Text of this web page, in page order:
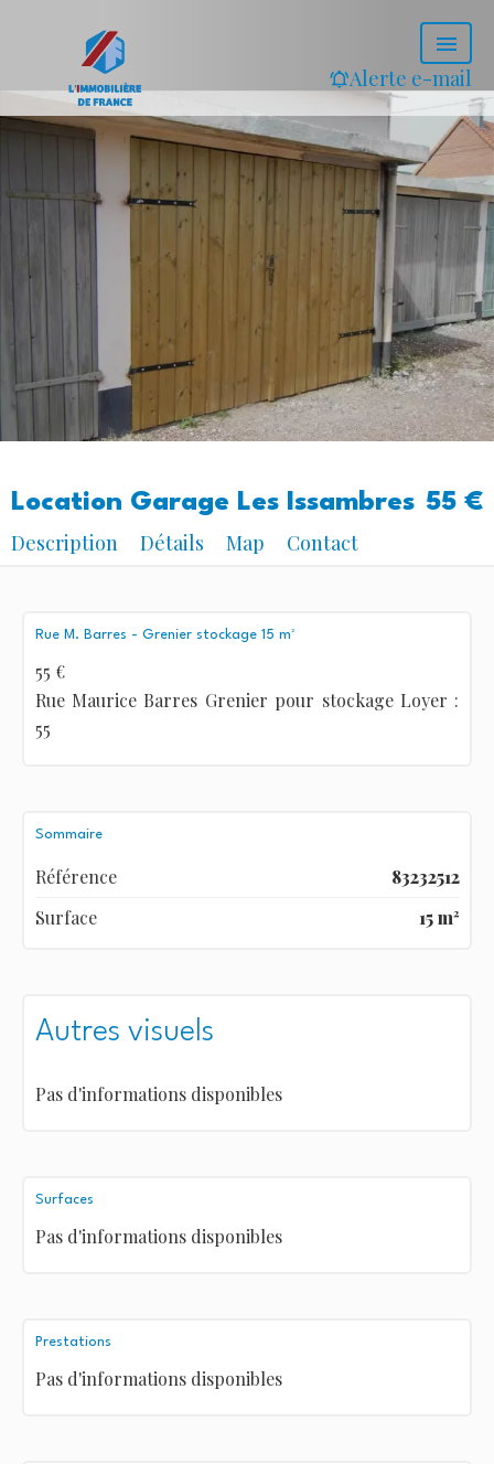
Alerte e-mail
Location Garage Les Issambres 55 €
Description
Détails Map Contact
Rue M. Barres - Grenier stockage 15 m²
55 €
Rue Maurice Barres Grenier pour stockage Loyer :
55
Sommaire
Référence
83232512
Surface
15 m²
Autres visuels
Pas d'informations disponibles
Surfaces
Pas d'informations disponibles
Prestations
Pas d'informations disponibles